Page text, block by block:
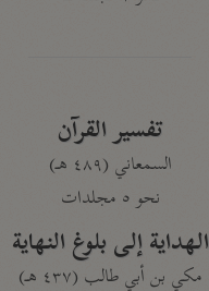
تفسير القرآن
السمعاني (٤٨٩ هـ)
نحو ٥ مجلدات
الهداية إلى بلوغ النهاية
مكي بن أبي طالب (٤٣٧ هـ)